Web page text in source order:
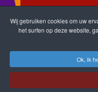
Wij gebruiken cookies om uw
het surfen op deze website,
Ok, ik